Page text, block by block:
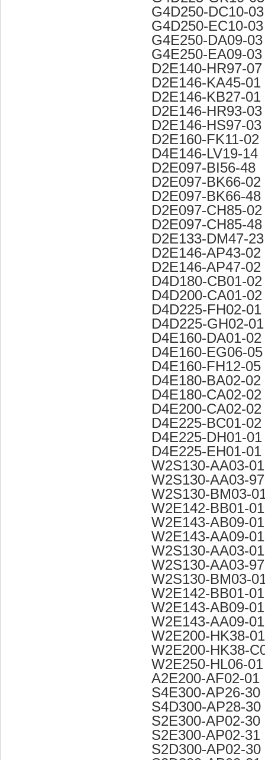
G4D250-DC10-03
G4D250-EC10-03
G4E250-DA09-03
G4E250-EA09-03
D2E140-HR97-07
D2E146-KA45-01
D2E146-KB27-01
D2E146-HR93-03
D2E146-HS97-03
D2E160-FK11-02
D4E146-LV19-14
D2E097-BI56-48
D2E097-BK66-02
D2E097-BK66-48
D2E097-CH85-02
D2E097-CH85-48
D2E133-DM47-23
D2E146-AP43-02
D2E146-AP47-02
D4D180-CB01-02
D4D200-CA01-02
D4D225-FH02-01
D4D225-GH02-01
D4E160-DA01-02
D4E160-EG06-05
D4E160-FH12-05
D4E180-BA02-02
D4E180-CA02-02
D4E200-CA02-02
D4E225-BC01-02
D4E225-DH01-01
D4E225-EH01-01
W2S130-AA03-01
W2S130-AA03-97
W2S130-BM03-
W2E142-BB01-01
W2E143-AB09-01
W2E143-AA09-01
W2S130-AA03-01
W2S130-AA03-97
W2S130-BM03-
W2E142-BB01-01
W2E143-AB09-01
W2E143-AA09-01
W2E200-HK38-01
W2E200-HK38-
W2E250-HL06-01
A2E200-AF02-01
S4E300-AP26-30
S4D300-AP28-30
S2E300-AP02-30
S2E300-AP02-31
S2D300-AP02-30